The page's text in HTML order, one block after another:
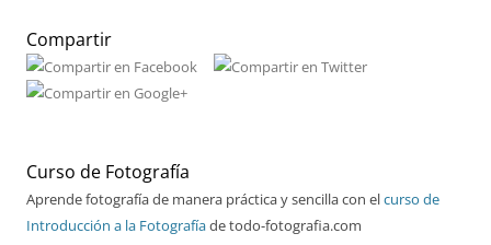
Compartir
Curso de Fotografía
Aprende fotografía de manera práctica y sencilla con elcurso de
Introducción a la Fotografíade todo-fotografia.com